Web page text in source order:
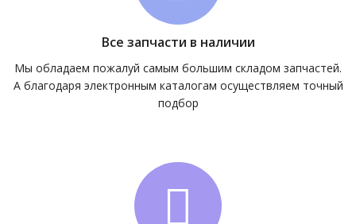
Все запчасти в наличии
Мы обладаем пожалуй самым большим складом запчастей.
А благодаря электронным каталогам осуществляем точный
подбор